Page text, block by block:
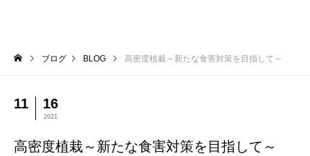
ブログ BLOG 高密度植栽～新たな食害対策を目指して～
11 16
2021
高密度植栽～新たな食害対策を目指して～